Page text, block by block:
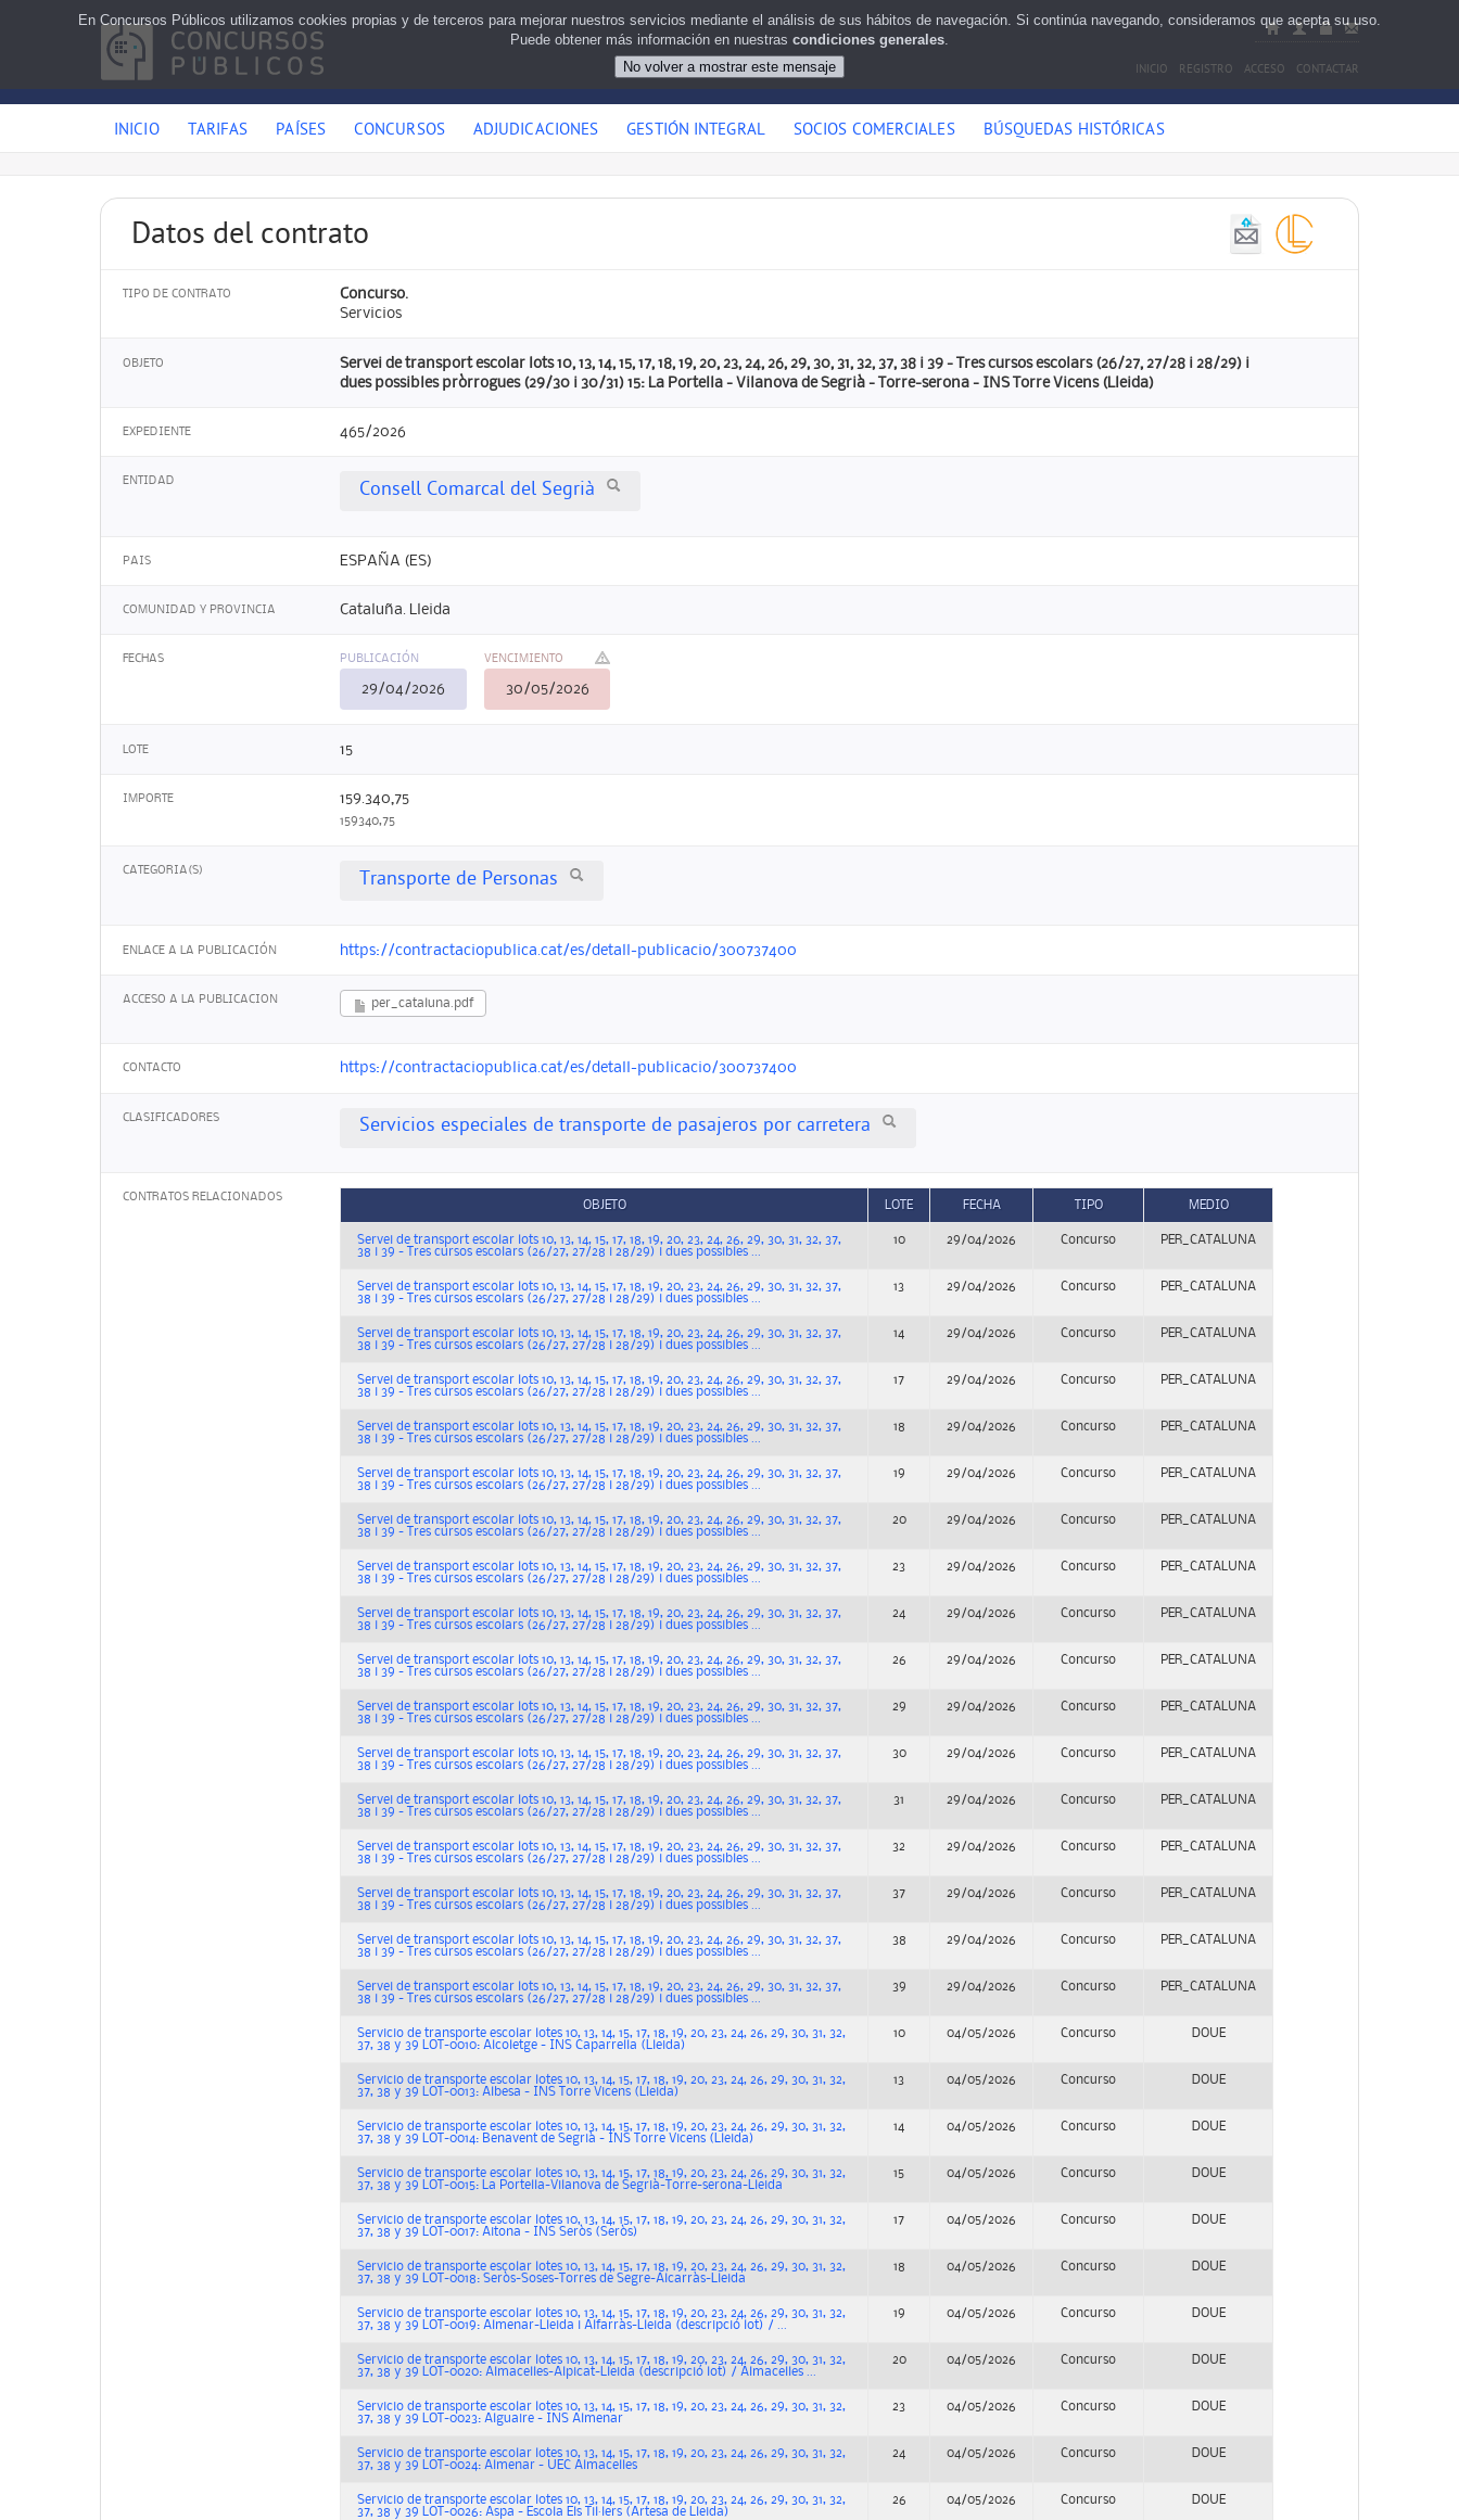
INICIO REGISTRO ACCESO CONTACTAR
INICIO TARIFAS PAÍSES CONCURSOS ADJUDICACIONES GESTIÓN INTEGRAL SOCIOS COMERCIALES BÚSQUEDAS HISTÓRICAS
Datos del contrato
TIPO DE CONTRATO
Concurso.
Servicios
OBJETO
Servei de transport escolar lots 10, 13, 14, 15, 17, 18, 19, 20, 23, 24, 26, 29, 30, 31, 32, 37, 38 i 39 - Tres cursos escolars (26/27, 27/28 i 28/29) i
dues possibles pròrrogues (29/30 i 30/31) 15: La Portella - Vilanova de Segrià - Torre-serona - INS Torre Vicens (Lleida)
EXPEDIENTE 465/2026
ENTIDAD Consell Comarcal del Segrià
PAIS ESPAÑA (ES)
COMUNIDAD Y PROVINCIA Cataluña. Lleida
FECHAS PUBLICACIÓN
29/04/2026
VENCIMIENTO
30/05/2026
LOTE 15
IMPORTE 159.340,75
159340,75
CATEGORIA(S) Transporte de Personas
ENLACE A LA PUBLICACIÓN https://contractaciopublica.cat/es/detall-publicacio/300737400
ACCESO A LA PUBLICACION per_cataluna.pdf
CONTACTO https://contractaciopublica.cat/es/detall-publicacio/300737400
CLASIFICADORES Servicios especiales de transporte de pasajeros por carretera
CONTRATOS RELACIONADOS
OBJETO LOTE FECHA TIPO MEDIO
Servei de transport escolar lots 10, 13, 14, 15, 17, 18, 19, 20, 23, 24, 26, 29, 30, 31, 32, 37,
38 i 39 - Tres cursos escolars (26/27, 27/28 i 28/29) i dues possibles ...
10 29/04/2026 Concurso PER_CATALUNA
Servei de transport escolar lots 10, 13, 14, 15, 17, 18, 19, 20, 23, 24, 26, 29, 30, 31, 32, 37,
38 i 39 - Tres cursos escolars (26/27, 27/28 i 28/29) i dues possibles ...
13 29/04/2026 Concurso PER_CATALUNA
Servei de transport escolar lots 10, 13, 14, 15, 17, 18, 19, 20, 23, 24, 26, 29, 30, 31, 32, 37,
38 i 39 - Tres cursos escolars (26/27, 27/28 i 28/29) i dues possibles ...
14 29/04/2026 Concurso PER_CATALUNA
Servei de transport escolar lots 10, 13, 14, 15, 17, 18, 19, 20, 23, 24, 26, 29, 30, 31, 32, 37,
38 i 39 - Tres cursos escolars (26/27, 27/28 i 28/29) i dues possibles ...
17 29/04/2026 Concurso PER_CATALUNA
Servei de transport escolar lots 10, 13, 14, 15, 17, 18, 19, 20, 23, 24, 26, 29, 30, 31, 32, 37,
38 i 39 - Tres cursos escolars (26/27, 27/28 i 28/29) i dues possibles ...
18 29/04/2026 Concurso PER_CATALUNA
Servei de transport escolar lots 10, 13, 14, 15, 17, 18, 19, 20, 23, 24, 26, 29, 30, 31, 32, 37,
38 i 39 - Tres cursos escolars (26/27, 27/28 i 28/29) i dues possibles ...
19 29/04/2026 Concurso PER_CATALUNA
Servei de transport escolar lots 10, 13, 14, 15, 17, 18, 19, 20, 23, 24, 26, 29, 30, 31, 32, 37,
38 i 39 - Tres cursos escolars (26/27, 27/28 i 28/29) i dues possibles ...
20 29/04/2026 Concurso PER_CATALUNA
Servei de transport escolar lots 10, 13, 14, 15, 17, 18, 19, 20, 23, 24, 26, 29, 30, 31, 32, 37,
38 i 39 - Tres cursos escolars (26/27, 27/28 i 28/29) i dues possibles ...
23 29/04/2026 Concurso PER_CATALUNA
Servei de transport escolar lots 10, 13, 14, 15, 17, 18, 19, 20, 23, 24, 26, 29, 30, 31, 32, 37,
38 i 39 - Tres cursos escolars (26/27, 27/28 i 28/29) i dues possibles ...
24 29/04/2026 Concurso PER_CATALUNA
Servei de transport escolar lots 10, 13, 14, 15, 17, 18, 19, 20, 23, 24, 26, 29, 30, 31, 32, 37,
38 i 39 - Tres cursos escolars (26/27, 27/28 i 28/29) i dues possibles ...
26 29/04/2026 Concurso PER_CATALUNA
Servei de transport escolar lots 10, 13, 14, 15, 17, 18, 19, 20, 23, 24, 26, 29, 30, 31, 32, 37,
38 i 39 - Tres cursos escolars (26/27, 27/28 i 28/29) i dues possibles ...
29 29/04/2026 Concurso PER_CATALUNA
Servei de transport escolar lots 10, 13, 14, 15, 17, 18, 19, 20, 23, 24, 26, 29, 30, 31, 32, 37,
38 i 39 - Tres cursos escolars (26/27, 27/28 i 28/29) i dues possibles ...
30 29/04/2026 Concurso PER_CATALUNA
Servei de transport escolar lots 10, 13, 14, 15, 17, 18, 19, 20, 23, 24, 26, 29, 30, 31, 32, 37,
38 i 39 - Tres cursos escolars (26/27, 27/28 i 28/29) i dues possibles ...
31 29/04/2026 Concurso PER_CATALUNA
Servei de transport escolar lots 10, 13, 14, 15, 17, 18, 19, 20, 23, 24, 26, 29, 30, 31, 32, 37,
38 i 39 - Tres cursos escolars (26/27, 27/28 i 28/29) i dues possibles ...
32 29/04/2026 Concurso PER_CATALUNA
Servei de transport escolar lots 10, 13, 14, 15, 17, 18, 19, 20, 23, 24, 26, 29, 30, 31, 32, 37,
38 i 39 - Tres cursos escolars (26/27, 27/28 i 28/29) i dues possibles ...
37 29/04/2026 Concurso PER_CATALUNA
Servei de transport escolar lots 10, 13, 14, 15, 17, 18, 19, 20, 23, 24, 26, 29, 30, 31, 32, 37,
38 i 39 - Tres cursos escolars (26/27, 27/28 i 28/29) i dues possibles ...
38 29/04/2026 Concurso PER_CATALUNA
Servei de transport escolar lots 10, 13, 14, 15, 17, 18, 19, 20, 23, 24, 26, 29, 30, 31, 32, 37,
38 i 39 - Tres cursos escolars (26/27, 27/28 i 28/29) i dues possibles ...
39 29/04/2026 Concurso PER_CATALUNA
Servicio de transporte escolar lotes 10, 13, 14, 15, 17, 18, 19, 20, 23, 24, 26, 29, 30, 31, 32,
37, 38 y 39 LOT-0010: Alcoletge - INS Caparrella (Lleida)
10 04/05/2026 Concurso DOUE
Servicio de transporte escolar lotes 10, 13, 14, 15, 17, 18, 19, 20, 23, 24, 26, 29, 30, 31, 32,
37, 38 y 39 LOT-0013: Albesa - INS Torre Vicens (Lleida)
13 04/05/2026 Concurso DOUE
Servicio de transporte escolar lotes 10, 13, 14, 15, 17, 18, 19, 20, 23, 24, 26, 29, 30, 31, 32,
37, 38 y 39 LOT-0014: Benavent de Segrià - INS Torre Vicens (Lleida)
14 04/05/2026 Concurso DOUE
Servicio de transporte escolar lotes 10, 13, 14, 15, 17, 18, 19, 20, 23, 24, 26, 29, 30, 31, 32,
37, 38 y 39 LOT-0015: La Portella-Vilanova de Segrià-Torre-serona-Lleida
15 04/05/2026 Concurso DOUE
Servicio de transporte escolar lotes 10, 13, 14, 15, 17, 18, 19, 20, 23, 24, 26, 29, 30, 31, 32,
37, 38 y 39 LOT-0017: Aitona - INS Seròs (Seròs)
17 04/05/2026 Concurso DOUE
Servicio de transporte escolar lotes 10, 13, 14, 15, 17, 18, 19, 20, 23, 24, 26, 29, 30, 31, 32,
37, 38 y 39 LOT-0018: Seròs-Soses-Torres de Segre-Alcarràs-Lleida
18 04/05/2026 Concurso DOUE
Servicio de transporte escolar lotes 10, 13, 14, 15, 17, 18, 19, 20, 23, 24, 26, 29, 30, 31, 32,
37, 38 y 39 LOT-0019: Almenar-Lleida i Alfarràs-Lleida (descripció lot) / ...
19 04/05/2026 Concurso DOUE
Servicio de transporte escolar lotes 10, 13, 14, 15, 17, 18, 19, 20, 23, 24, 26, 29, 30, 31, 32,
37, 38 y 39 LOT-0020: Almacelles-Alpicat-Lleida (descripció lot) / Almacelles ...
20 04/05/2026 Concurso DOUE
Servicio de transporte escolar lotes 10, 13, 14, 15, 17, 18, 19, 20, 23, 24, 26, 29, 30, 31, 32,
37, 38 y 39 LOT-0023: Alguaire - INS Almenar
23 04/05/2026 Concurso DOUE
Servicio de transporte escolar lotes 10, 13, 14, 15, 17, 18, 19, 20, 23, 24, 26, 29, 30, 31, 32,
37, 38 y 39 LOT-0024: Almenar - UEC Almacelles
24 04/05/2026 Concurso DOUE
Servicio de transporte escolar lotes 10, 13, 14, 15, 17, 18, 19, 20, 23, 24, 26, 29, 30, 31, 32,
37, 38 y 39 LOT-0026: Aspa - Escola Els Til·lers (Artesa de Lleida)
26 04/05/2026 Concurso DOUE
En Concursos Públicos utilizamos cookies propias y de terceros para mejorar nuestros servicios mediante el análisis de sus hábitos de navegación. Si continúa navegando, consideramos que acepta su uso.
Puede obtener más información en nuestras condiciones generales.